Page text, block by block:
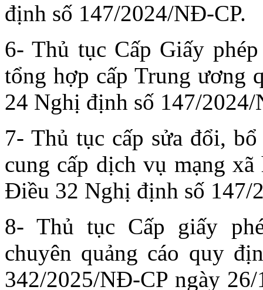
định số 147/2024/NĐ-CP.
6- Thủ tục Cấp Giấy
tổng hợp cấp Trung ương
24 Nghị định số 147/
7- Thủ tục cấp sửa đổi,
cung cấp dịch vụ mạng
Điều 32 Nghị định số 147/
8- Thủ tục Cấp giấy
chuyên quảng cáo quy
342/2025/NĐ-CP ngày